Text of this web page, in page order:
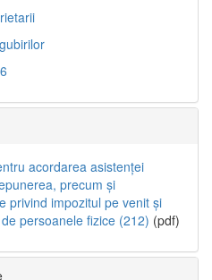
acordarea asistenței
precum și
privind impozitul pe venit și
persoanele fizice (212) (pdf)